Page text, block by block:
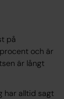
på
och är
är långt
har alltid sagt